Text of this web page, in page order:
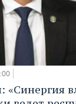
«Синергия